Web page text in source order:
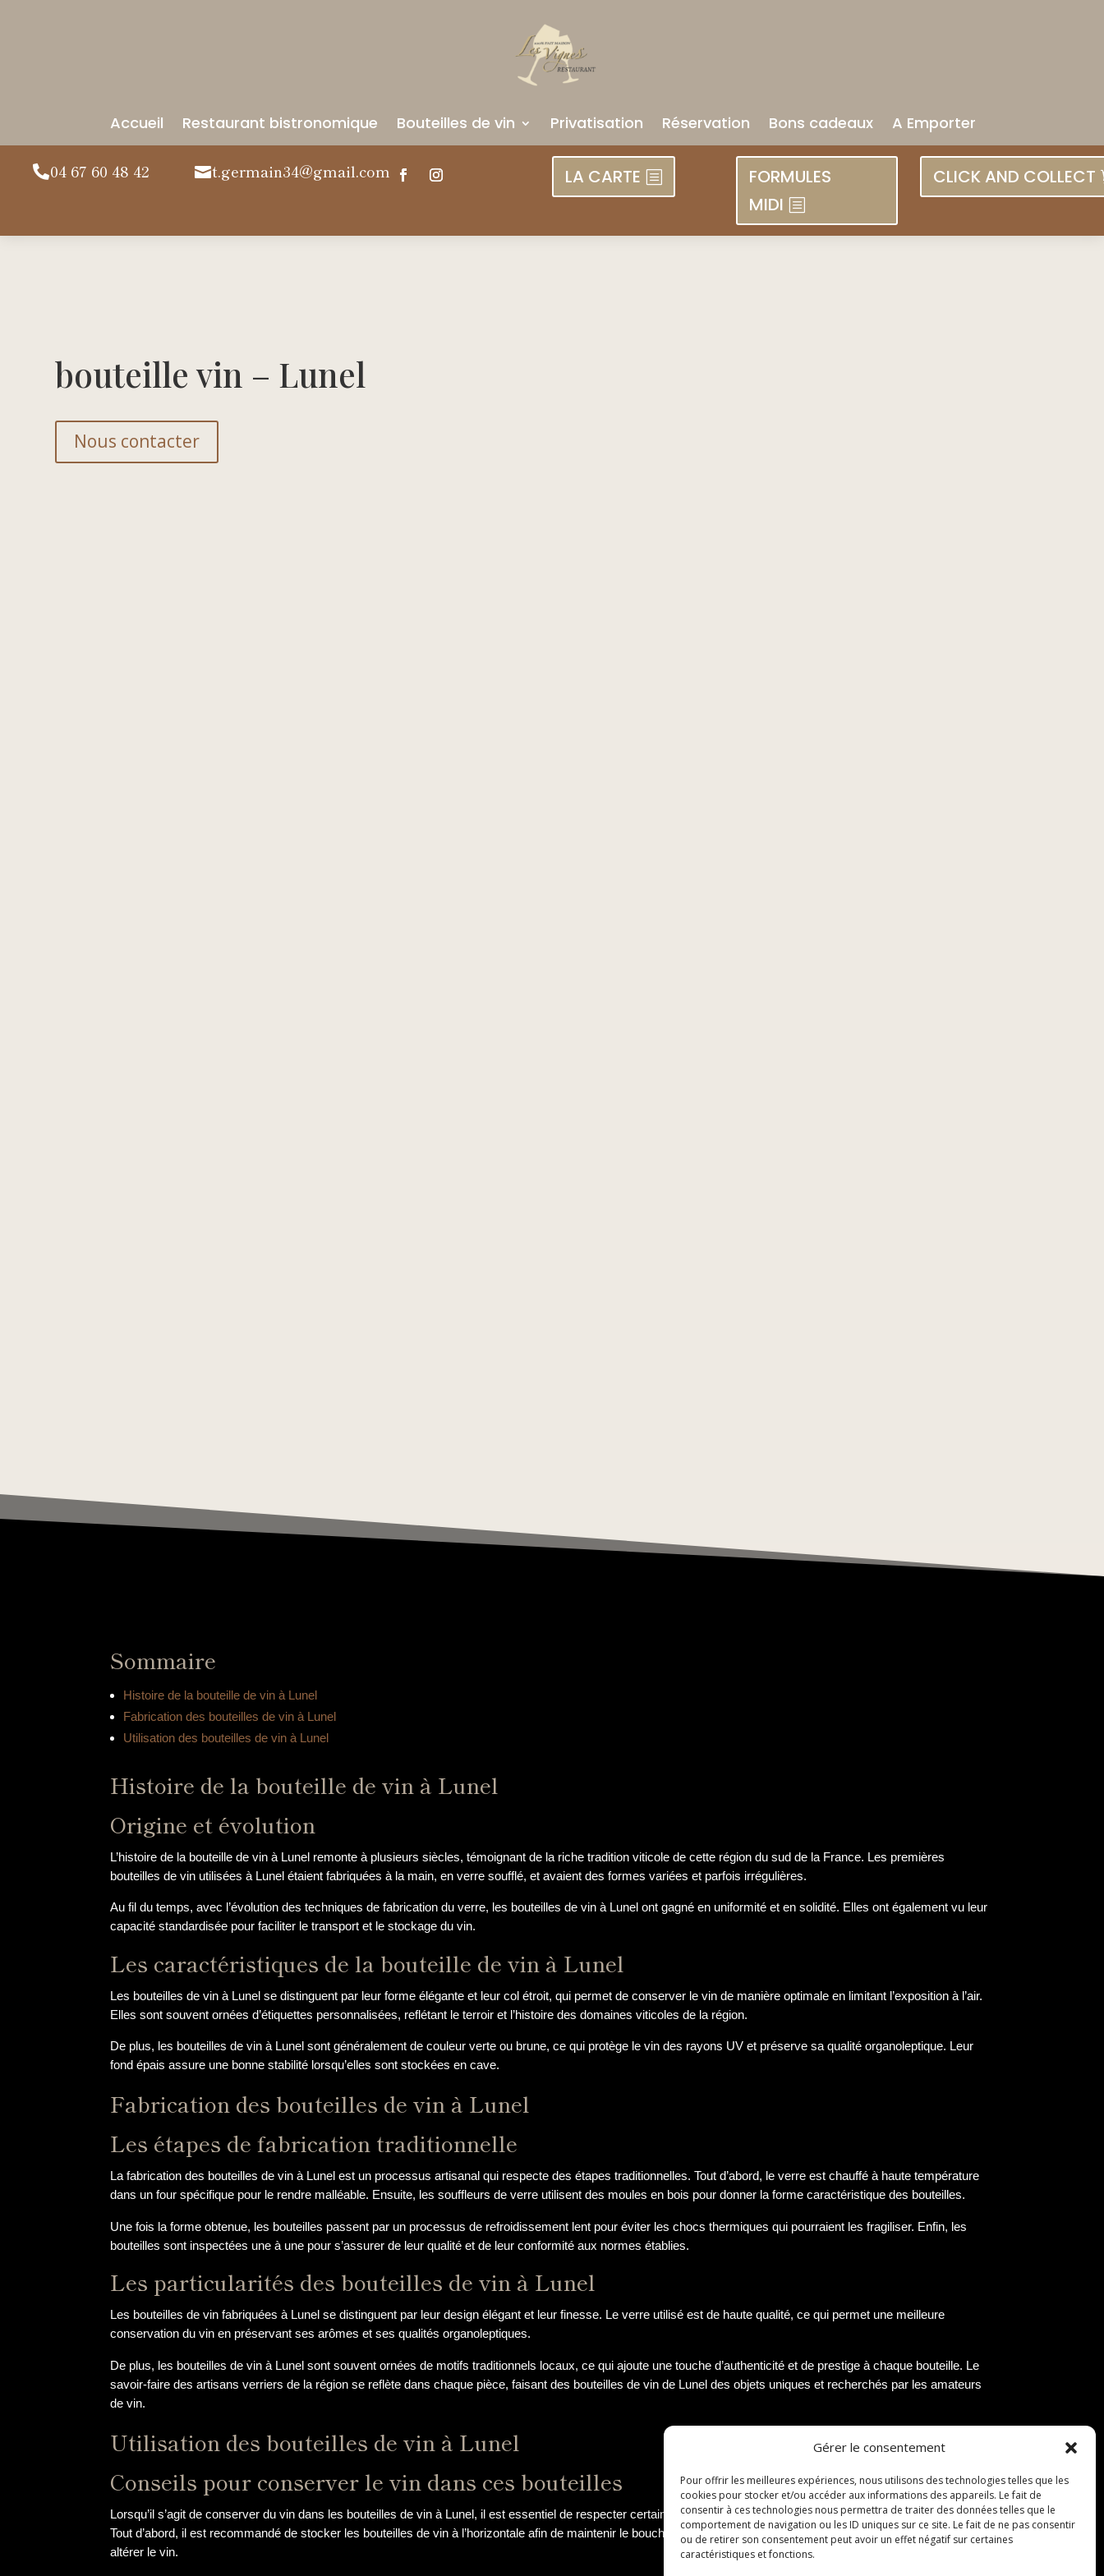
Gérer le consentement
Pour offrir les meilleures expériences, nous utilisons des technologies telles que les
cookies pour stocker et/ou accéder aux informations des appareils. Le fait de
consentir à ces technologies nous permettra de traiter des données telles que le
comportement de navigation ou les ID uniques sur ce site. Le fait de ne pas consentir
ou de retirer son consentement peut avoir un effet négatif sur certaines
caractéristiques et fonctions.
Accueil Restaurant bistronomique Bouteilles de vin Privatisation Réservation Bons cadeaux A Emporter
04 67 60 48 42 t.germain34@gmail.com LA CARTE
FORMULES
MIDI
CLICK AND COLLECT
bouteille vin – Lunel
Nous contacter
Sommaire
Histoire de la bouteille de vin à Lunel
Fabrication des bouteilles de vin à Lunel
Utilisation des bouteilles de vin à Lunel
Histoire de la bouteille de vin à Lunel
Origine et évolution
L’histoire de la bouteille de vin à Lunel remonte à plusieurs siècles, témoignant de la riche tradition viticole de cette région du sud de la France. Les premières
bouteilles de vin utilisées à Lunel étaient fabriquées à la main, en verre soufflé, et avaient des formes variées et parfois irrégulières.
Au fil du temps, avec l’évolution des techniques de fabrication du verre, les bouteilles de vin à Lunel ont gagné en uniformité et en solidité. Elles ont également vu leur
capacité standardisée pour faciliter le transport et le stockage du vin.
Les caractéristiques de la bouteille de vin à Lunel
Les bouteilles de vin à Lunel se distinguent par leur forme élégante et leur col étroit, qui permet de conserver le vin de manière optimale en limitant l’exposition à l’air.
Elles sont souvent ornées d’étiquettes personnalisées, reflétant le terroir et l’histoire des domaines viticoles de la région.
De plus, les bouteilles de vin à Lunel sont généralement de couleur verte ou brune, ce qui protège le vin des rayons UV et préserve sa qualité organoleptique. Leur
fond épais assure une bonne stabilité lorsqu’elles sont stockées en cave.
Fabrication des bouteilles de vin à Lunel
Les étapes de fabrication traditionnelle
La fabrication des bouteilles de vin à Lunel est un processus artisanal qui respecte des étapes traditionnelles. Tout d’abord, le verre est chauffé à haute température
dans un four spécifique pour le rendre malléable. Ensuite, les souffleurs de verre utilisent des moules en bois pour donner la forme caractéristique des bouteilles.
Une fois la forme obtenue, les bouteilles passent par un processus de refroidissement lent pour éviter les chocs thermiques qui pourraient les fragiliser. Enfin, les
bouteilles sont inspectées une à une pour s’assurer de leur qualité et de leur conformité aux normes établies.
Les particularités des bouteilles de vin à Lunel
Les bouteilles de vin fabriquées à Lunel se distinguent par leur design élégant et leur finesse. Le verre utilisé est de haute qualité, ce qui permet une meilleure
conservation du vin en préservant ses arômes et ses qualités organoleptiques.
De plus, les bouteilles de vin à Lunel sont souvent ornées de motifs traditionnels locaux, ce qui ajoute une touche d’authenticité et de prestige à chaque bouteille. Le
savoir-faire des artisans verriers de la région se reflète dans chaque pièce, faisant des bouteilles de vin de Lunel des objets uniques et recherchés par les amateurs
de vin.
Utilisation des bouteilles de vin à Lunel
Conseils pour conserver le vin dans ces bouteilles
Lorsqu’il s’agit de conserver du vin dans les bouteilles de vin à Lunel, il est essentiel de respecter certaines règles pour préserver au mieux ses arômes et sa qualité.
Tout d’abord, il est recommandé de stocker les bouteilles de vin à l’horizontale afin de maintenir le bouchon humide et ainsi éviter toute infiltration d’air qui pourrait
altérer le vin.